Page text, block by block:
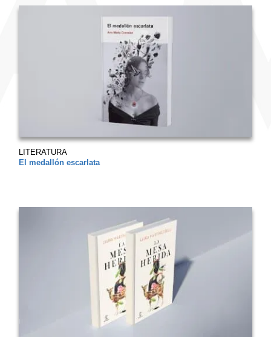
LITERATURA
El medallón escarlata